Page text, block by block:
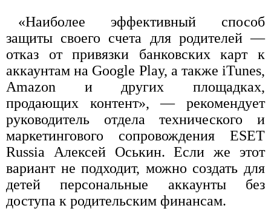
«Наиболее эффективный способ
защиты своего счета для родителей —
отказ от привязки банковских карт к
аккаунтам на Google Play, а также iTunes,
Amazon и других площадках,
продающих контент», — рекомендует
руководитель отдела технического и
маркетингового сопровождения ESET
Russia Алексей Оськин. Если же этот
вариант не подходит, можно создать для
детей персональные аккаунты без
доступа к родительским финансам.